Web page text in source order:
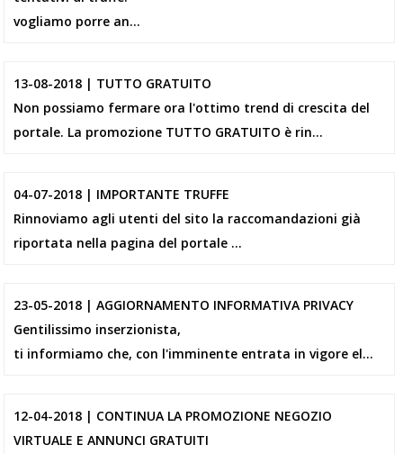
vogliamo porre an...
13-08-2018 | TUTTO GRATUITO
Non possiamo fermare ora l'ottimo trend di crescita del
portale. La promozione TUTTO GRATUITO è rin...
04-07-2018 | IMPORTANTE TRUFFE
Rinnoviamo agli utenti del sito la raccomandazioni già
riportata nella pagina del portale ...
23-05-2018 | AGGIORNAMENTO INFORMATIVA PRIVACY
Gentilissimo inserzionista,
ti informiamo che, con l'imminente entrata in vigore el...
12-04-2018 | CONTINUA LA PROMOZIONE NEGOZIO
VIRTUALE E ANNUNCI GRATUITI